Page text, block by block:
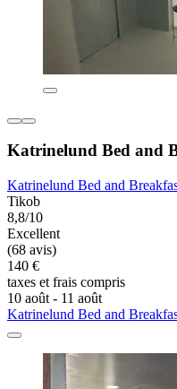
Katrinelund Bed and
Katrinelund Bed and
Tikob
8,8/10
Excellent
(68 avis)
140 €
taxes et frais compris
10 août - 11 août
Katrinelund Bed and